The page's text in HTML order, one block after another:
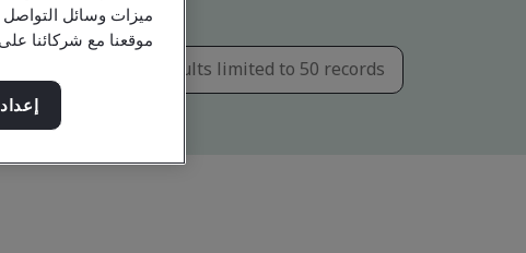
ميزات وسائل
موقعنا مع شركائنا